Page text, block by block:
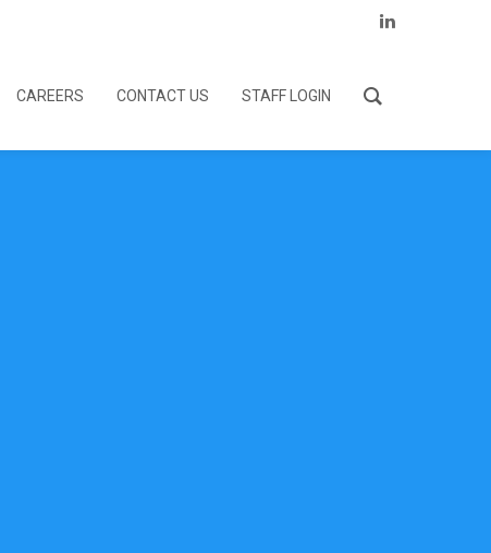
CAREERS CONTACT US STAFF LOGIN